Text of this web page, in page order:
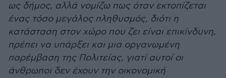
ως δήμος, αλλά νομίζω πως όταν εκτοπίζεται
ένας τόσο μεγάλος πληθυσμός, διότι η
κατάσταση στον χώρο που ζει είναι επικίνδυνη,
πρέπει να υπάρξει και μια οργανωμένη
παρέμβαση της Πολιτείας, γιατί αυτοί οι
άνθρωποι δεν έχουν την οικονομική